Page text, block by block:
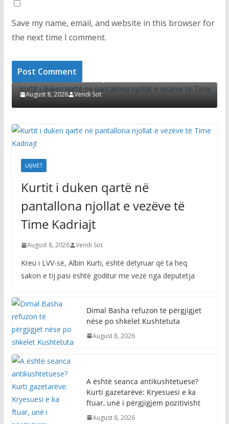
Save my name, email, and website in this browser for
the next time I comment.
qartë në pantallona njollat e
Kadriajt
Vendi Sot August 8, 2026
LAJMET
Kurtit i duken qartë në
pantallona njollat e vezëve të
Time Kadriajt
August 8, 2026 Vendi Sot
Kreu i LVV-së, Albin Kurti, është detyruar që ta heq
sakon e tij pasi është goditur me vezë nga deputetja
Dimal Basha refuzon të përgjigjet
nëse po shkelet Kushtetuta
August 8, 2026
A është seanca antikushtetuese?
Kurti gazetarëve: Kryesuesi e ka
ftuar, unë i përgjigjem pozitivisht
August 8, 2026